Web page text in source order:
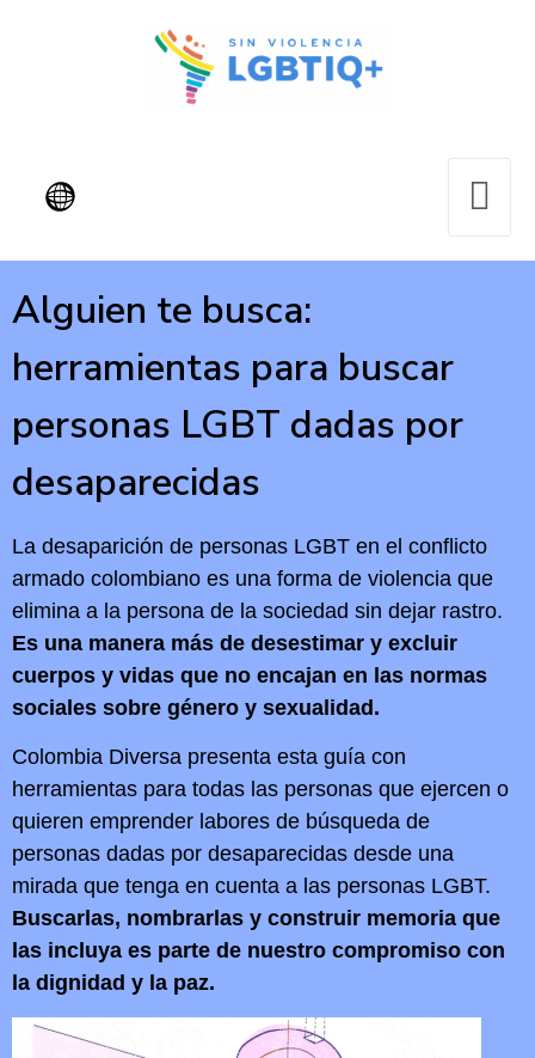
Alguien te busca:
herramientas para buscar
personas LGBT dadas por
desaparecidas
La desaparición de personas LGBT en el conflicto
armado colombiano es una forma de violencia que
elimina a la persona de la sociedad sin dejar rastro.
Es una manera más de desestimar y excluir
cuerpos y vidas que no encajan en las normas
sociales sobre género y sexualidad.
Colombia Diversa presenta esta guía con
herramientas para todas las personas que ejercen o
quieren emprender labores de búsqueda de
personas dadas por desaparecidas desde una
mirada que tenga en cuenta a las personas LGBT.
Buscarlas, nombrarlas y construir memoria que
las incluya es parte de nuestro compromiso con
la dignidad y la paz.